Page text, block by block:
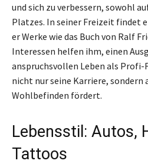
und sich zu verbessern, sowohl
Platzes. In seiner Freizeit findet
er Werke wie das Buch von Ralf
Interessen helfen ihm, einen
anspruchsvollen Leben als Profi-
nicht nur seine Karriere, sondern
Wohlbefinden fördert.
Lebensstil: Autos,
Tattoos